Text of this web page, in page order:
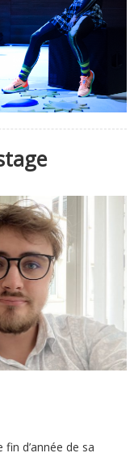
d’année de sa